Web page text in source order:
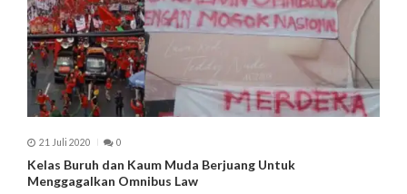
21 Juli 2020 0
Kelas Buruh dan Kaum Muda Berjuang Untuk
Menggagalkan Omnibus Law